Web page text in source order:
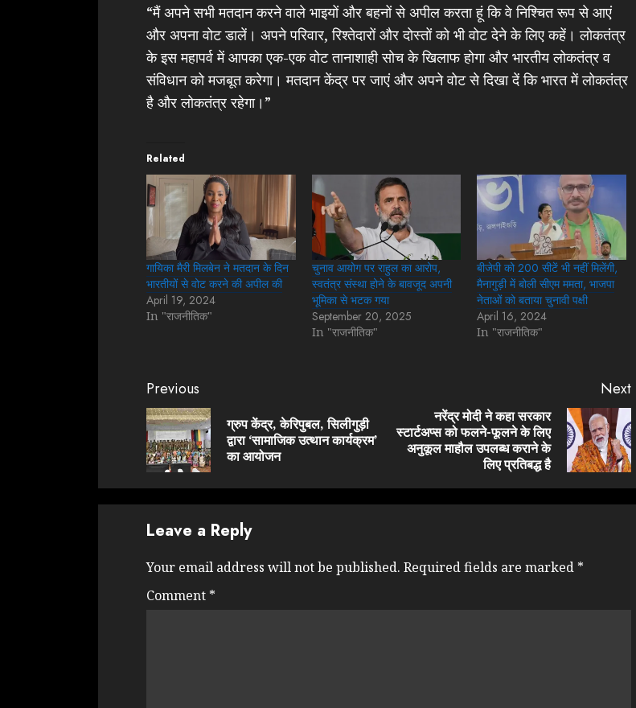
“मैं अपने सभी मतदान करने वाले भाइयों और बहनों से अपील करता हूं कि वे निश्चित रूप से आएं
और अपना वोट डालें। अपने परिवार, रिश्तेदारों और दोस्तों को भी वोट देने के लिए कहें। लोकतंत्र
के इस महापर्व में आपका एक-एक वोट तानाशाही सोच के खिलाफ होगा और भारतीय लोकतंत्र व
संविधान को मजबूत करेगा। मतदान केंद्र पर जाएं और अपने वोट से दिखा दें कि भारत में लोकतंत्र
है और लोकतंत्र रहेगा।”
Related
गायिका मैरी मिलबेन ने मतदान के दिन
भारतीयों से वोट करने की अपील की
April 19, 2024
In "राजनीतिक"
चुनाव आयोग पर राहुल का आरोप,
स्वतंत्र संस्था होने के बावजूद अपनी
भूमिका से भटक गया
September 20, 2025
In "राजनीतिक"
बीजेपी को 200 सीटें भी नहीं मिलेंगी,
मैनागुड़ी में बोली सीएम ममता, भाजपा
नेताओं को बताया चुनावी पक्षी
April 16, 2024
In "राजनीतिक"
Continue
Reading
Previous
Previous
post:
ग्रुप केंद्र, केरिपुबल, सिलीगुड़ी
द्वारा ‘सामाजिक उत्थान कार्यक्रम’
का आयोजन
Next
Next
post:
नरेंद्र मोदी ने कहा सरकार
स्टार्टअप्स को फलने-फूलने के लिए
अनुकूल माहौल उपलब्ध कराने के
लिए प्रतिबद्ध है
Leave a Reply
Your email address will not be published. Required fields are marked *
Comment *